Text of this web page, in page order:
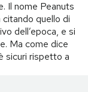
Il nome Peanuts
quello di
dell’epoca, e si
Ma come dice
sicuri rispetto a